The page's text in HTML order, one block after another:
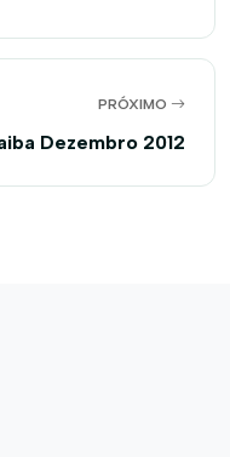
PRÓXIMO
Dezembro 2012